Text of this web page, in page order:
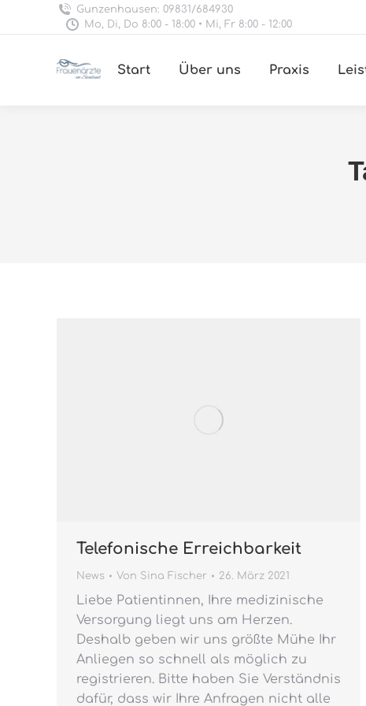
Gunzenhausen: 09831/684930
Mo, Di, Do 8:00 - 18:00 • Mi, Fr 8:00 - 12:00
Start Über uns Praxis
Telefonische Erreichbarkeit
News Von Sina Fischer 26. März 2021
Liebe Patientinnen, Ihre medizinische
Versorgung liegt uns am Herzen.
Deshalb geben wir uns größte Mühe Ihr
Anliegen so schnell als möglich zu
registrieren. Bitte haben Sie Verständnis
dafür, dass wir Ihre Anfragen nicht alle